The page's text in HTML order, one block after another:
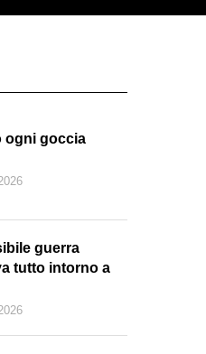
ogni goccia
guerra
tutto intorno a